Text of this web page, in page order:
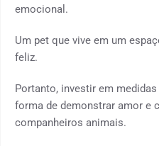
emocional.
Um pet que vive em um
feliz.
Portanto, investir em
forma de demonstrar amor e
companheiros animais.